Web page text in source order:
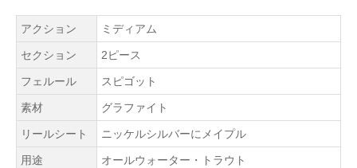
アクション ミディアム
セクション 2ピース
フェルール スピゴット
素材 グラファイト
リールシート ニッケルシルバーにメイプル
用途 オールウォーター・トラウト